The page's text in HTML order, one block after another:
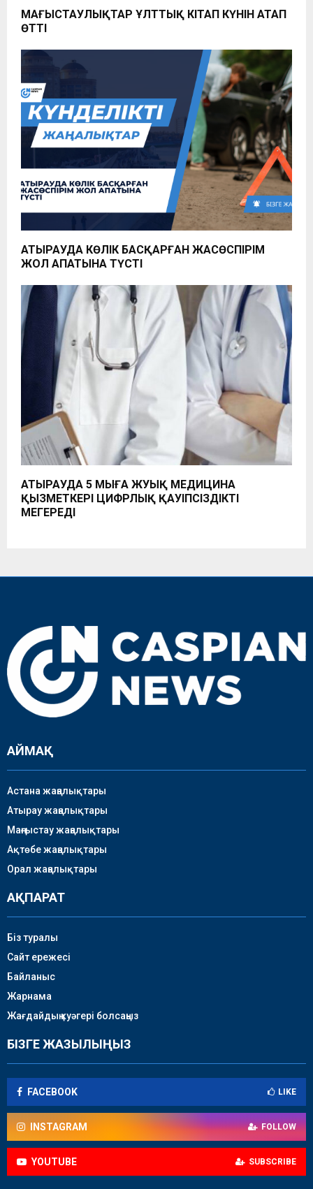
МАҢҒЫСТАУЛЫҚТАР ҰЛТТЫҚ КІТАП КҮНІН АТАП
ӨТТІ
АТЫРАУДА КӨЛІК БАСҚАРҒАН ЖАСӨСПІРІМ
ЖОЛ АПАТЫНА ТҮСТІ
АТЫРАУДА 5 МЫҢҒА ЖУЫҚ МЕДИЦИНА
ҚЫЗМЕТКЕРІ ЦИФРЛЫҚ ҚАУІПСІЗДІКТІ
МЕҢГЕРЕДІ
АЙМАҚ
Астана жаңалықтары
Атырау жаңалықтары
Маңғыстау жаңалықтары
Ақтөбе жаңалықтары
Орал жаңалықтары
АҚПАРАТ
Біз туралы
Сайт ережесі
Байланыс
Жарнама
Жағдайдың куәгері болсаңыз
БІЗГЕ ЖАЗЫЛЫҢЫЗ
FACEBOOK LIKE
INSTAGRAM FOLLOW
YOUTUBE SUBSCRIBE